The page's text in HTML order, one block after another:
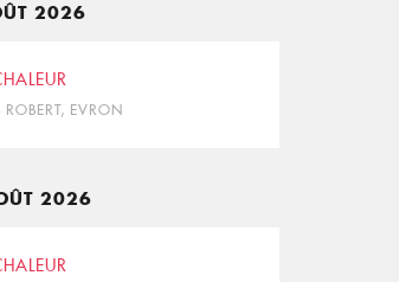
2026
EVRON
2026